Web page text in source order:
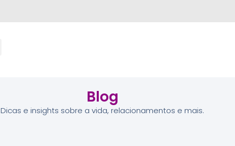
Blog
Dicas e insights sobre a vida, relacionamentos e mais.